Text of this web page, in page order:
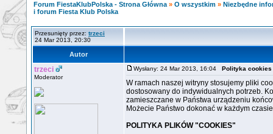
Forum FiestaKlubPolska - Strona Główna » O wszystkim » Niezbędne
i forum Fiesta Klub Polska
Przesunięty przez: trzeci
24 Mar 2013, 20:30
Autor
trzeci
Moderator
Wysłany: 24 Mar 2013, 16:04 Polityka cookies
W ramach naszej witryny stosujemy pliki
dostosowany do indywidualnych potrzeb.
zamieszczane w Państwa urządzeniu
Możecie Państwo dokonać w każdym
POLITYKA PLIKÓW "COOKIES"